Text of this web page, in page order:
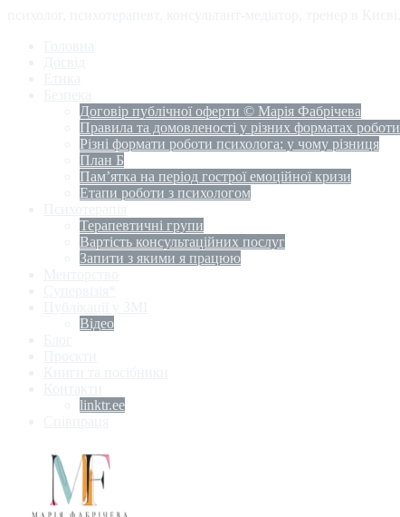
Договір публічної оферти © Марія Фабрічева
Правила та домовленості у різних форматах роботи
Різні формати роботи психолога: у чому різниця
План Б
Пам’ятка на період гострої емоційної кризи
Етапи роботи з психологом
Терапевтичні групи
Вартість консультаційних послуг
Запити з якими я працюю
Відео
linktr.ee